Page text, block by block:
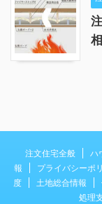
注文住宅全般 ハ
報
プライバシーポ
度
土地総合情報
処理